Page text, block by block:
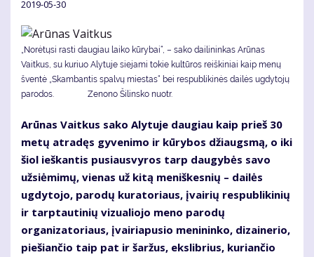
2019-05-30
„Norėtųsi rasti daugiau laiko kūrybai“, – sako dailininkas Arūnas
Vaitkus, su kuriuo Alytuje siejami tokie kultūros reiškiniai kaip menų
šventė „Skambantis spalvų miestas“ bei respublikinės dailės ugdytojų
parodos. Zenono Šilinsko nuotr.
Arūnas Vaitkus sako Alytuje daugiau kaip prieš 30
metų atradęs gyvenimo ir kūrybos džiaugsmą, o iki
šiol ieškantis pusiausvyros tarp daugybės savo
užsiėmimų, vienas už kitą meniškesnių – dailės
ugdytojo, parodų kuratoriaus, įvairių respublikinių
ir tarptautinių vizualiojo meno parodų
organizatoriaus, įvairiapusio menininko, dizainerio,
piešiančio taip pat ir šaržus, ekslibrius, kuriančio